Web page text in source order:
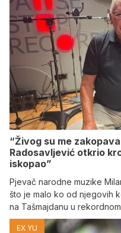
“Živog su me
Radosavljević otkrio
iskopao”
Pjevač narodne muzike
što je malo ko od njegovih
na Tašmajdanu u
EX YU